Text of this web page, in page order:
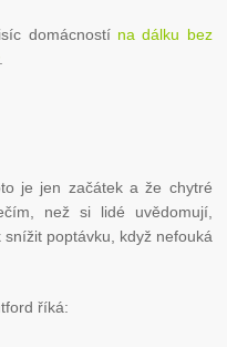
domácností na dálku bez
.
je jen začátek a že chytré
než si lidé uvědomují,
poptávku, když nefouká
říká: